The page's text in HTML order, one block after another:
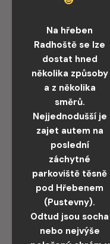
Na hřeben
Radhoště se lze
dostat hned
několika způsoby
a z několika
směrů.
Nejjednodušší je
zajet autem na
poslední
záchytné
parkoviště těsně
pod Hřebenem
(Pustevny).
Odtud jsou socha
nebo nejvýše